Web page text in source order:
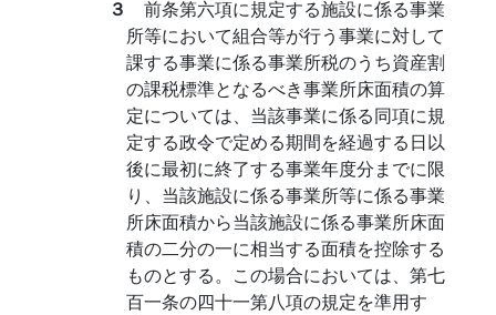
３ 前条第六項に規定する施設に係る事業
所等において組合等が行う事業に対して
課する事業に係る事業所税のうち資産割
の課税標準となるべき事業所床面積の算
定については、当該事業に係る同項に規
定する政令で定める期間を経過する日以
後に最初に終了する事業年度分までに限
り、当該施設に係る事業所等に係る事業
所床面積から当該施設に係る事業所床面
積の二分の一に相当する面積を控除する
ものとする。この場合においては、第七
百一条の四十一第八項の規定を準用す